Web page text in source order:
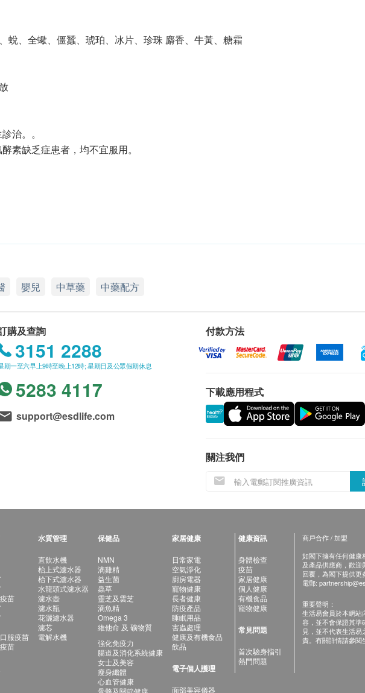
蛻、全蠍、僵蠶、琥珀、冰片、珍珠 麝香、牛黃、糖霜
治。。
素缺乏症患者，均不宜服用。
嬰兒 中草藥 中藥配方
購及查詢
3151 2288
期一至六早上9時至晚上12時; 星期日及公眾假期休息
5283 4117
support@esdlife.com
付款方法
下載應用程式
關注我們
苗
服疫苗
苗
水質管理
直飲水機
枱上式濾水器
枱下式濾水器
水龍頭式濾水器
濾水壺
濾水瓶
花灑濾水器
濾芯
電解水機
保健品
NMN
滴雞精
益生菌
蟲草
靈芝及雲芝
滴魚精
Omega 3
維他命 及 礦物質
強化免疫力
腸道及消化系統健康
女士及美容
瘦身纖體
心血管健康
骨骼及關節健康
家居健康
日常家電
空氣淨化
廚房電器
寵物健康
長者健康
防疫產品
睡眠用品
害蟲處理
健康及有機食品
飲品
電子個人護理
面部美容儀器
健康資訊
身體檢查
疫苗
家居健康
個人健康
有機食品
寵物健康
常見問題
首次驗身指引
熱門問題
商戶合作 / 加盟
如閣下擁有任何健康
及產品供應商，歡迎
回覆，為閣下提供更
電郵:
重要聲明：
生活易會員於本網站
容，並不會保證其準
見，並不代表生活
責。有關詳情請參閱